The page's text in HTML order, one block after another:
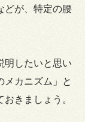
どが、特定の腰
明したいと思い
メカニズム」と
きましょう。